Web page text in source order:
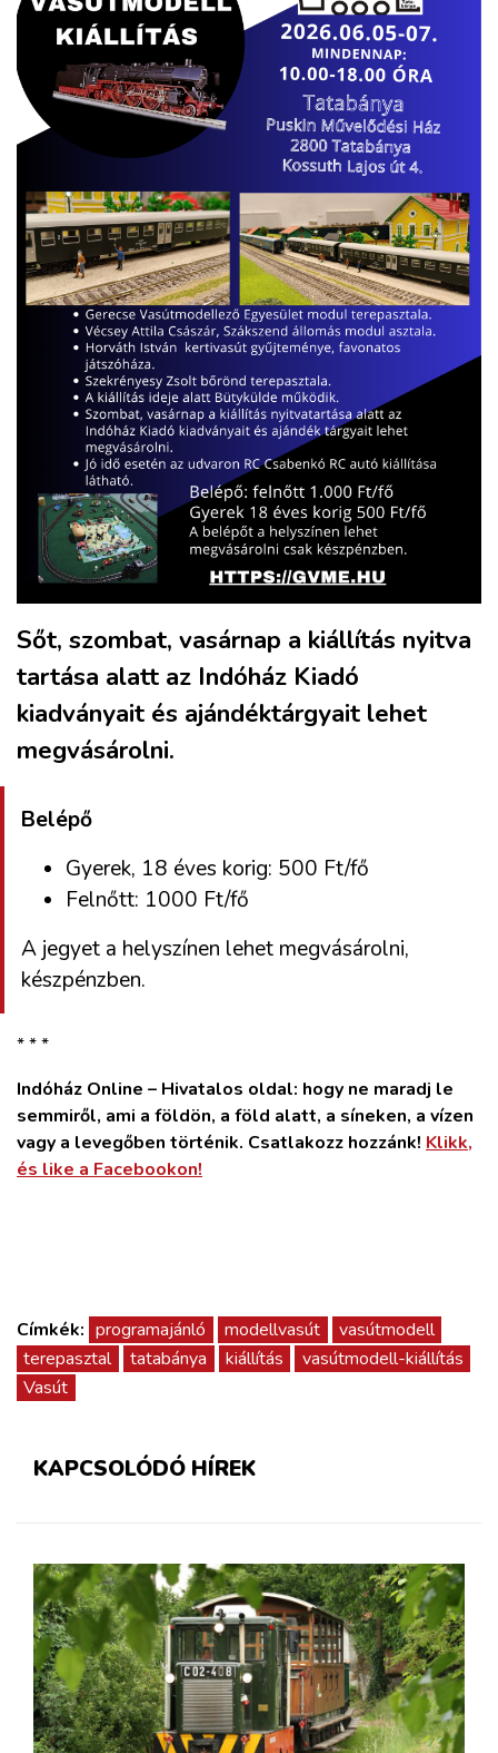
Sőt, szombat, vasárnap a kiállítás nyitva
tartása alatt az Indóház Kiadó
kiadványait és ajándéktárgyait lehet
megvásárolni.
Belépő
Gyerek, 18 éves korig: 500 Ft/fő
Felnőtt: 1000 Ft/fő
A jegyet a helyszínen lehet megvásárolni,
készpénzben.
* * *
Indóház Online – Hivatalos oldal: hogy ne maradj le
semmiről, ami a földön, a föld alatt, a síneken, a vízen
vagy a levegőben történik. Csatlakozz hozzánk! Klikk,
és like a Facebookon!
Címkék: programajánló modellvasút
vasútmodell
terepasztal
tatabánya kiállítás
vasútmodell-kiállítás
Vasút
KAPCSOLÓDÓ HÍREK